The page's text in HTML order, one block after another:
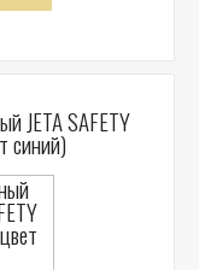
JETA SAFETY
синий)